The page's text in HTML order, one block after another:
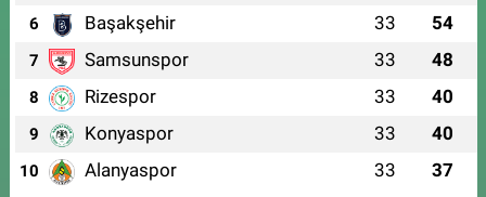
6 Başakşehir 33 54
7 Samsunspor 33 48
8 Rizespor 33 40
9 Konyaspor 33 40
10 Alanyaspor 33 37